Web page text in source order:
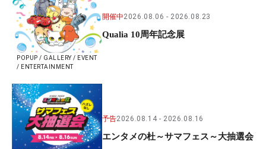
POPUP / GALLERY / EVENT
/ ENTERTAINMENT
開催中2026.08.06 2026.08.23
Qualia 10周年記念展
予告2026.08.14 2026.08.16
エンタメの杜～サマフェス～大抽選会